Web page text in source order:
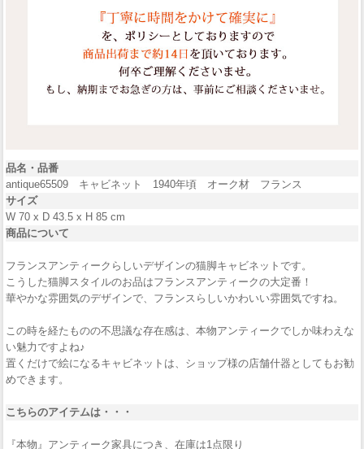
品名・品番
antique65509 キャビネット 1940年頃 オーク材 フランス
サイズ
W 70 x D 43.5 x H 85 cm
商品について
フランスアンティークらしいデザインの猫脚キャビネットです。
こうした猫脚スタイルのお品はフランスアンティークの大定番！
華やかな雰囲気のデザインで、フランスらしいかわいい雰囲気ですね。
この時を経たものの不思議な存在感は、本物アンティークでしか味わえな
い魅力ですよね♪
置くだけで絵になるキャビネットは、ショップ様の店舗什器としてもお勧
めできます。
こちらのアイテムは・・・
『本物』アンティーク家具につき、在庫は1点限り